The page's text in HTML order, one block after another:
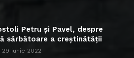
Petru și Pavel, despre
sărbătoare a creștinătății
29 iunie 2022